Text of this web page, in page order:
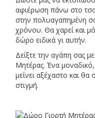
αφιέρωση πάνω στο
στην πολυαγαπημένη
χρόνου. Θα χαρεί και
δώρο ειδικά γι αυτήν.
Δείξτε την αγάπη σας
Μητέρας. Ένα
μείνει αξέχαστο και
στιγμή.